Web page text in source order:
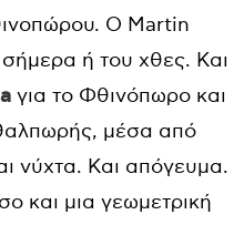
Ο Martin
ή του χθες. Και
για το Φθινόπωρο και
μέσα από
νύχτα. Και απόγευμα.
και μια γεωμετρική